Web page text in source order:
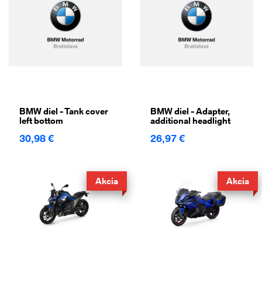
BMW diel - Tank cover
left bottom
30,98 €
BMW diel - Adapter,
additional headlight
26,97 €
Akcia Akcia